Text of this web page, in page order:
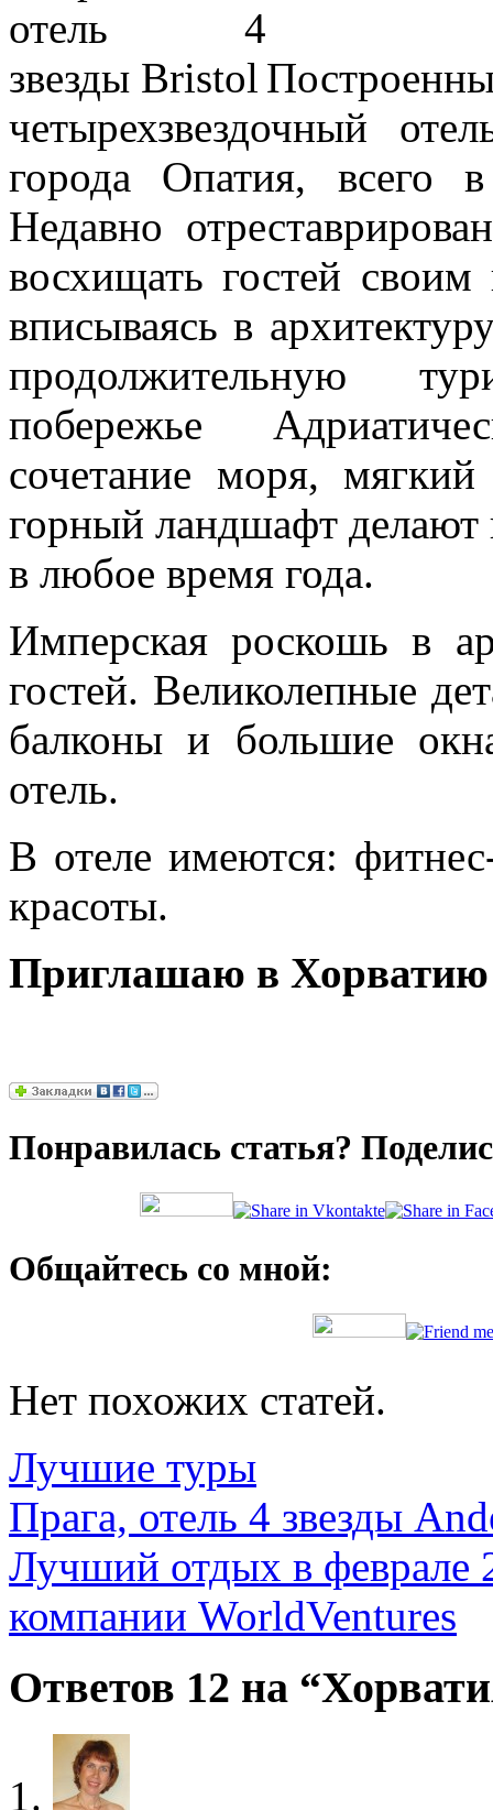
четырехзвездочный
города Опатия, всего
Недавно
восхищать гостей
вписываясь в
продолжительную
побережье
сочетание моря,
горный ландшафт делают
в любое время года.
Имперская роскошь в
гостей. Великолепные
балконы и большие
отель.
В отеле имеются:
красоты.
Приглашаю в Хорватию
Понравилась статья?
Общайтесь со мной:
Нет похожих статей.
Лучшие туры
Прага, отель 4 звезды
Лучший отдых в феврале
компании WorldVentures
Ответов 12 на